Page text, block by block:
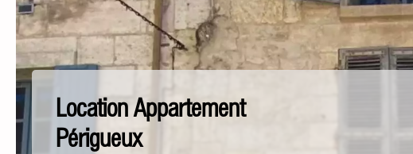
Location Appartement
Périgueux